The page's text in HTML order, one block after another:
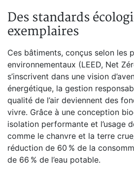
Des standards
exemplaires
Ces bâtiments, conçus selon les
environnementaux (LEED, Net
s’inscrivent dans une vision
énergétique, la gestion
qualité de l’air deviennent des
vivre. Grâce à une conception
isolation performante et l’usage
comme le chanvre et la terre
réduction de 60 % de la
de 66 % de l’eau potable.